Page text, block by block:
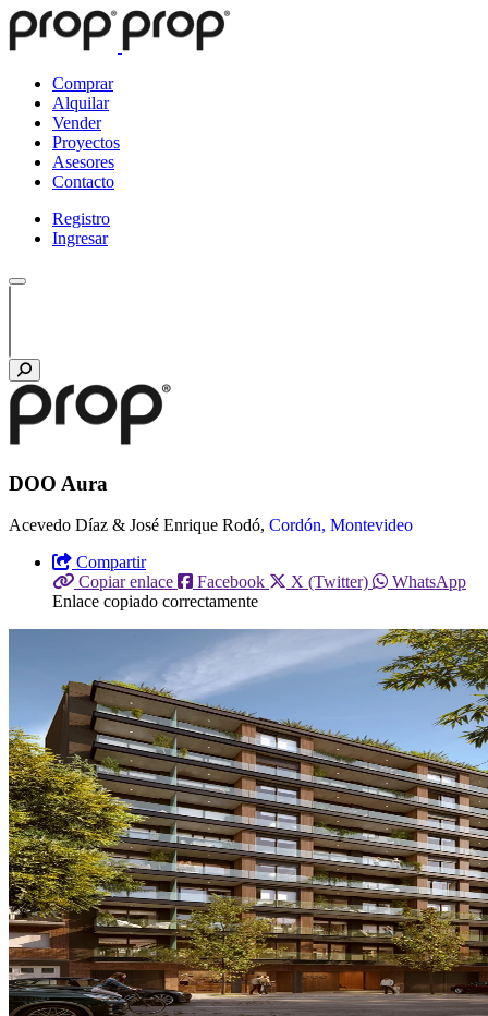
Comprar
Alquilar
Vender
Proyectos
Asesores
Contacto
Registro
Ingresar
DOO Aura
Acevedo Díaz & José Enrique Rodó, Cordón, Montevideo
Compartir
Copiar enlace
Facebook X (Twitter)
WhatsApp
Enlace copiado correctamente